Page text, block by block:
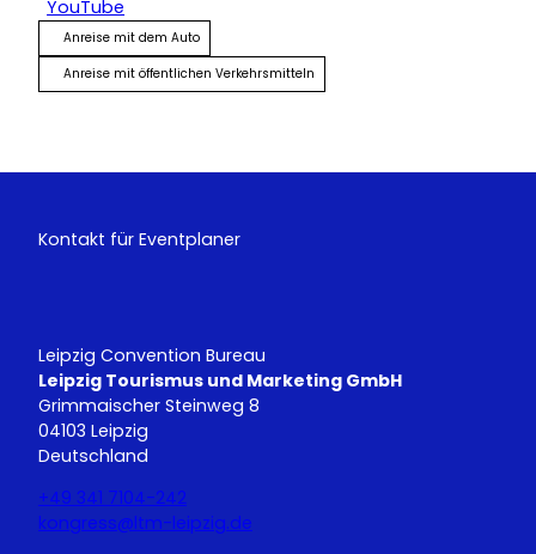
YouTube
Anreise mit dem Auto
Anreise mit öffentlichen Verkehrsmitteln
Kontakt für Eventplaner
Leipzig Convention Bureau
Leipzig Tourismus und Marketing GmbH
Grimmaischer Steinweg 8
04103 Leipzig
Deutschland
+49 341 7104-242
kongress@ltm-leipzig.de